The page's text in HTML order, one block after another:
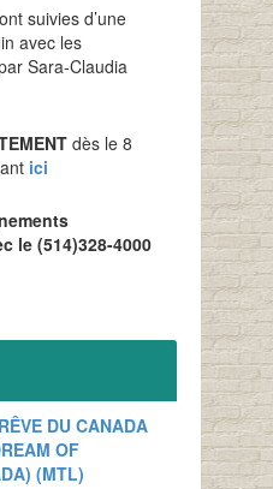
suivies d’une
avec les
Sara-Claudia
dès le 8
ici
le (514)328-4000
DU CANADA
OF
(MTL)